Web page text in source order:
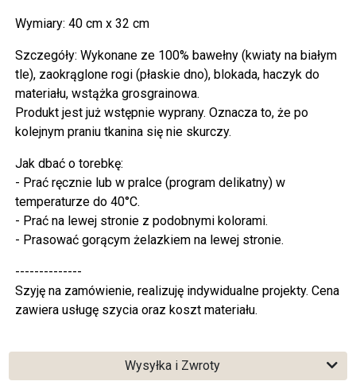
Wymiary: 40 cm x 32 cm
Szczegóły: Wykonane ze 100% bawełny (kwiaty na białym
tle), zaokrąglone rogi (płaskie dno), blokada, haczyk do
materiału, wstążka grosgrainowa.
Produkt jest już wstępnie wyprany. Oznacza to, że po
kolejnym praniu tkanina się nie skurczy.
Jak dbać o torebkę:
- Prać ręcznie lub w pralce (program delikatny) w
temperaturze do 40°C.
- Prać na lewej stronie z podobnymi kolorami.
- Prasować gorącym żelazkiem na lewej stronie.
--------------
Szyję na zamówienie, realizuję indywidualne projekty. Cena
zawiera usługę szycia oraz koszt materiału.
Wysyłka i Zwroty